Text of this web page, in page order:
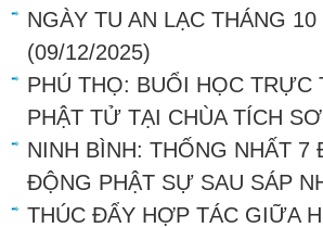
NGÀY TU AN LẠC THÁNG
(09/12/2025)
PHÚ THỌ: BUỔI HỌC
PHẬT TỬ TẠI CHÙA TÍCH
NINH BÌNH: THỐNG NHẤT
ĐỘNG PHẬT SỰ SAU SÁP
THÚC ĐẨY HỢP TÁC GIỮA